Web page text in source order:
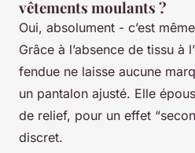
vêtements moulants ?
Oui, absolument - c’est
Grâce à l’absence de tissu à
fendue ne laisse aucune
un pantalon ajusté. Elle
de relief, pour un effet
discret.